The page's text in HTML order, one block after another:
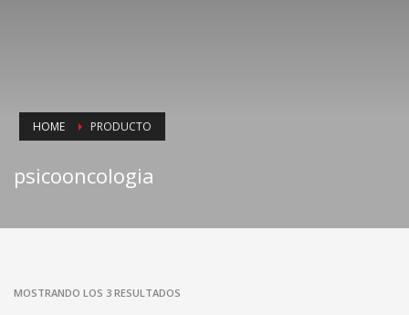
HOME PRODUCTO
psicooncologia
MOSTRANDO LOS 3 RESULTADOS